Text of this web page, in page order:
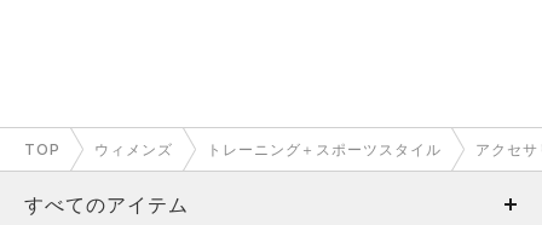
TOP ウィメンズ トレーニング＋スポーツスタイル アクセサ
すべてのアイテム